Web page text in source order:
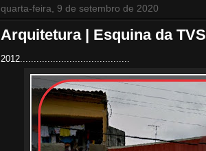
quarta-feira, 9 de setembro de 2020
Arquitetura | Esquina da
2012........................................